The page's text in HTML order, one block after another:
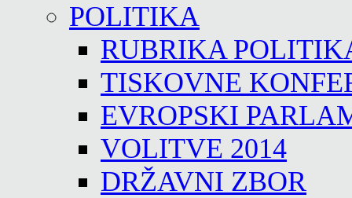
POLITIKA
RUBRIKA
TISKOVNE
EVROPSKI
VOLITVE 2014
DRŽAVNI ZBOR